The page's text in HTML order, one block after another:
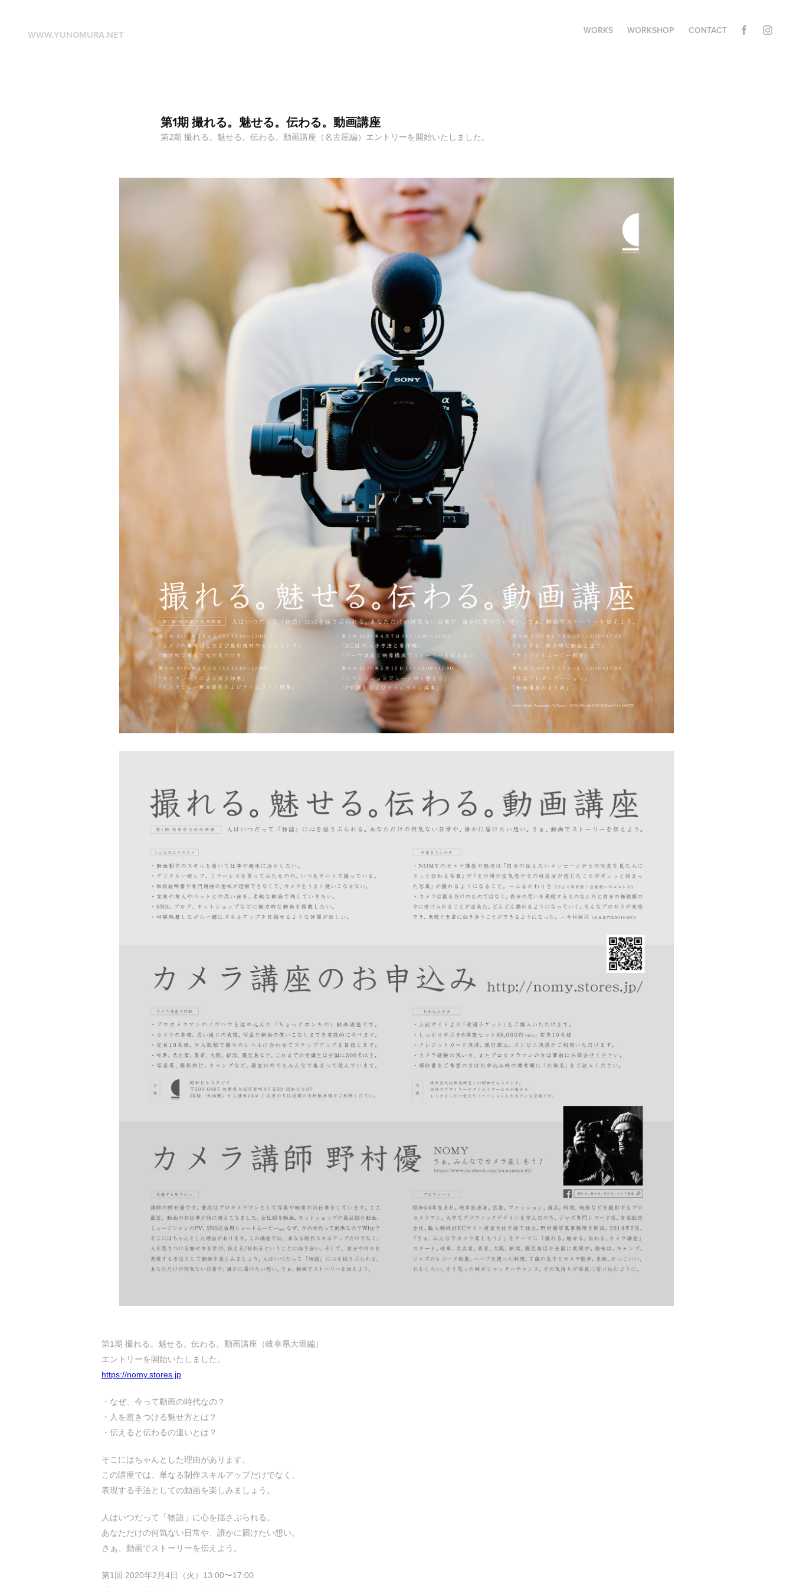
WWW.YUNOMURA.NET WORKS WORKSHOP CONTACT
第1期 撮れる。魅せる。伝わる。動画講座
第2期 撮れる。魅せる。伝わる。動画講座（名古屋編）エントリーを開始いたしました。
第1期 撮れる。魅せる。伝わる。動画講座（岐阜県大垣編）
エントリーを開始いたしました。
https://nomy.stores.jp
・なぜ、今って動画の時代なの？
・人を惹きつける魅せ方とは？
・伝えると伝わるの違いとは？
そこにはちゃんとした理由があります。
この講座では、単なる制作スキルアップだけでなく、
表現する手法としての動画を楽しみましょう。
人はいつだって「物語」に心を揺さぶられる。
あなただけの何気ない日常や、誰かに届けたい想い。
さぁ、動画でストーリーを伝えよう。
第1回 2020年2月4日（火）13:00〜17:00